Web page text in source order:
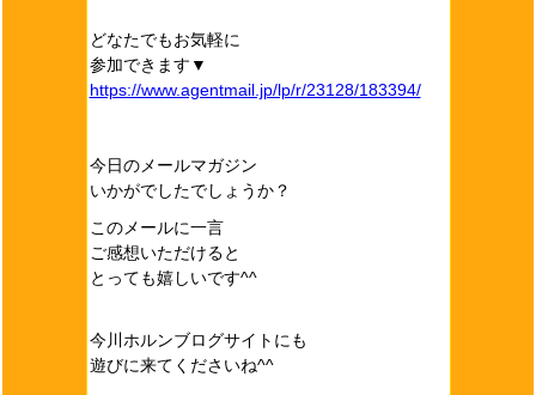
どなたでもお気軽に
参加できます▼
https://www.agentmail.jp/lp/r/23128/183394/
今日のメールマガジン
いかがでしたでしょうか？
このメールに一言
ご感想いただけると
とっても嬉しいです^^
今川ホルンブログサイトにも
遊びに来てくださいね^^